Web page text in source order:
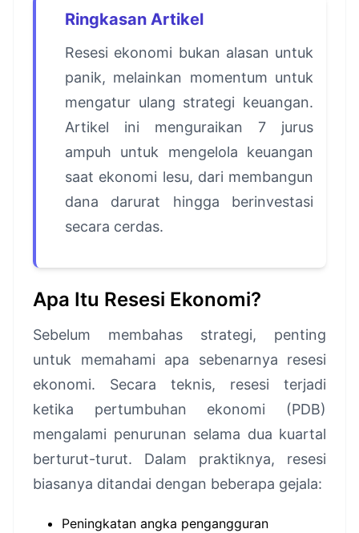
Ringkasan Artikel
Resesi ekonomi bukan alasan untuk
panik, melainkan momentum untuk
mengatur ulang strategi keuangan.
Artikel ini menguraikan 7 jurus
ampuh untuk mengelola keuangan
saat ekonomi lesu, dari membangun
dana darurat hingga berinvestasi
secara cerdas.
Apa Itu Resesi Ekonomi?
Sebelum membahas strategi, penting
untuk memahami apa sebenarnya resesi
ekonomi. Secara teknis, resesi terjadi
ketika pertumbuhan ekonomi (PDB)
mengalami penurunan selama dua kuartal
berturut-turut. Dalam praktiknya, resesi
biasanya ditandai dengan beberapa gejala:
Peningkatan angka pengangguran